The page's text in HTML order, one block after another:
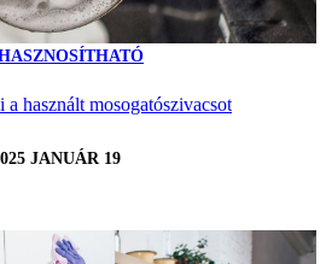
a használt mosogatószivacsot
JANUÁR 19